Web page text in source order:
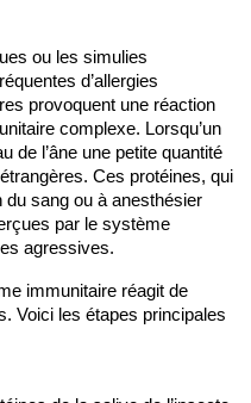
ou les simulies
d’allergies
provoquent une réaction
complexe. Lorsqu’un
de l’âne une petite quantité
Ces protéines, qui
sang ou à anesthésier
par le système
agressives.
immunitaire réagit de
Voici les étapes principales